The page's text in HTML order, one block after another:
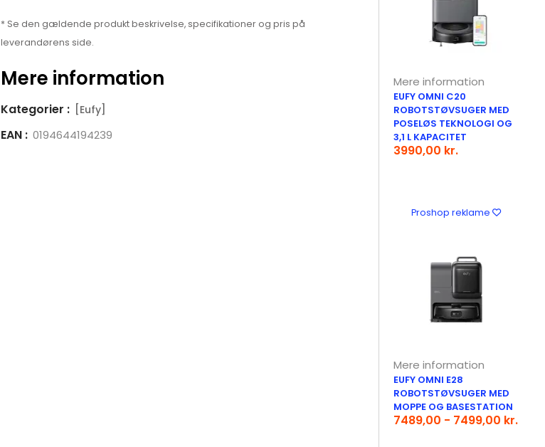
* Se den gældende produkt beskrivelse, specifikationer og pris på
leverandørens side.
Mere information
Kategorier : [Eufy]
EAN : 0194644194239
Mere information
EUFY OMNI C20
ROBOTSTØVSUGER MED
POSELØS TEKNOLOGI OG
3,1 L KAPACITET
3990,00 kr.
Proshop reklame
Mere information
EUFY OMNI E28
ROBOTSTØVSUGER MED
MOPPE OG BASESTATION
7489,00 - 7499,00 kr.